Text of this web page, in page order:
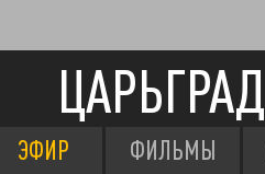
ЦАРЬГРАД
ЭФИР ФИЛЬМЫ